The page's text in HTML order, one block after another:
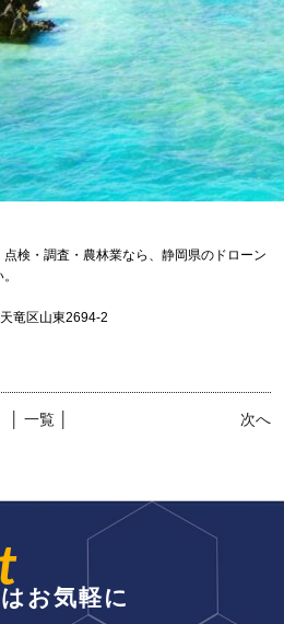
検・調査・農林業なら、静岡県のドローン
竜区山東2694-2
次へ
│ 一覧 │
お気軽に